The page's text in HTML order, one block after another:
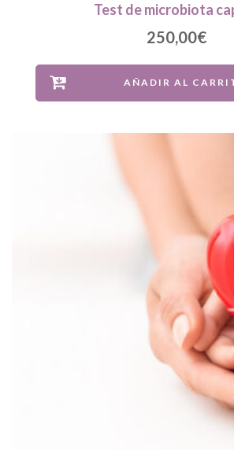
Test de microbiota
250,00€
AÑADIR AL